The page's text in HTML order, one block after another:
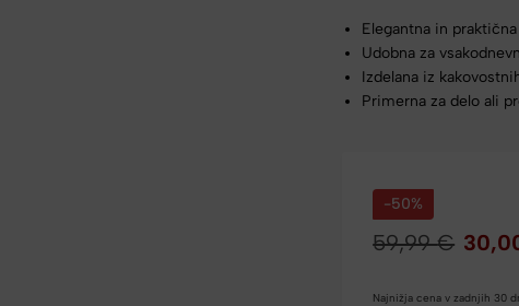
Elegantna in
Udobna za
Izdelana iz
Primerna za delo ali
-50%
59,99€
Najnižja cena v zadnjih 30